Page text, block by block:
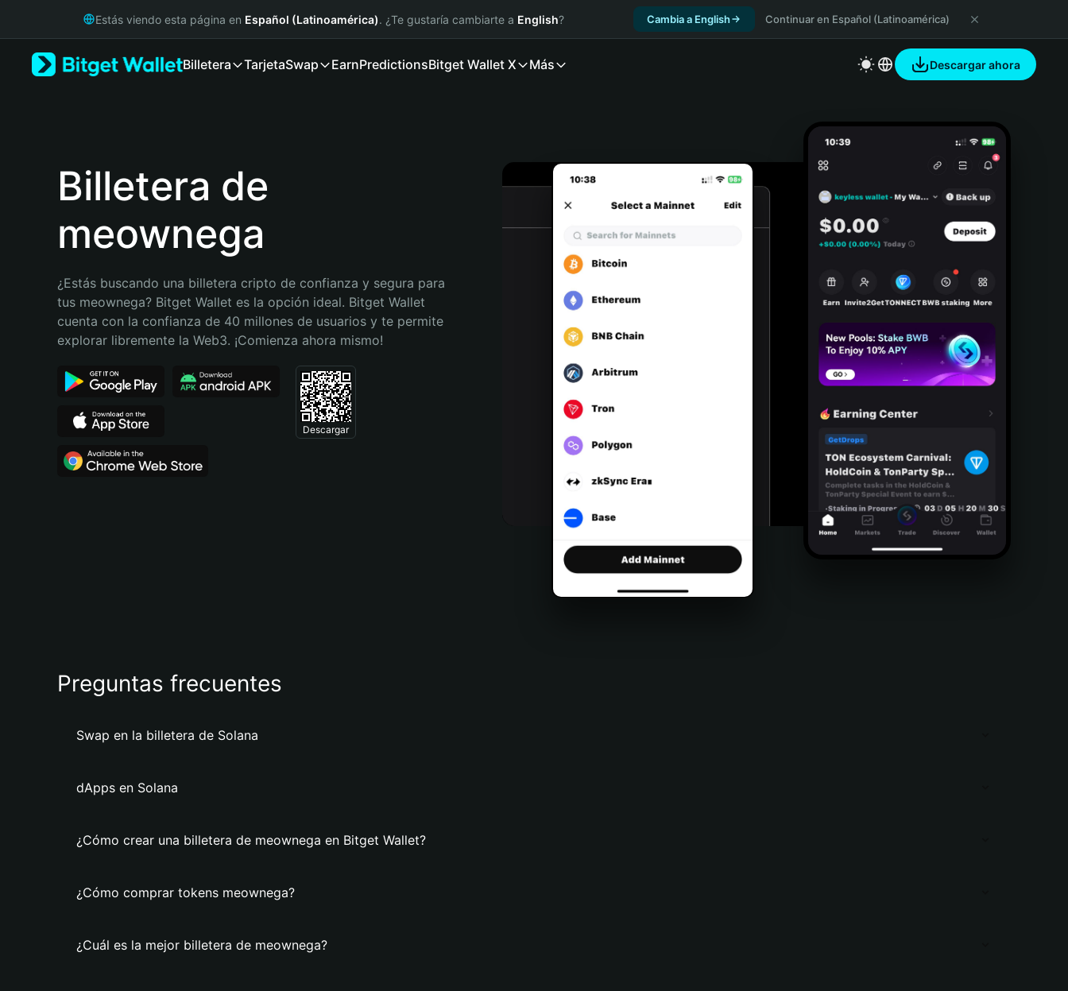
Русский
Bahasa Indonesia
Português (Brasil)
Español (Argentina)
Estás viendo esta página en Español (Latinoamérica). ¿Te gustaría cambiarte a English? Cambia a English Continuar en Español (Latinoamérica)
Billetera TarjetaSwap EarnPredictionsBitget Wallet X Más Descargar ahora
Billetera de
meownega
¿Estás buscando una billetera cripto de confianza y segura para
tus meownega? Bitget Wallet es la opción ideal. Bitget Wallet
cuenta con la confianza de 40 millones de usuarios y te permite
explorar libremente la Web3. ¡Comienza ahora mismo!
Descargar
Preguntas frecuentes
Swap en la billetera de Solana
dApps en Solana
¿Cómo crear una billetera de meownega en Bitget Wallet?
¿Cómo comprar tokens meownega?
¿Cuál es la mejor billetera de meownega?